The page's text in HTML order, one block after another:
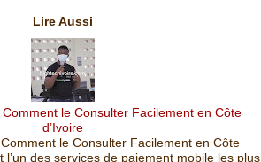
Lire Aussi
le Consulter Facilement en Côte
d’Ivoire
le Consulter Facilement en Côte
l’un des services de paiement mobile les plus